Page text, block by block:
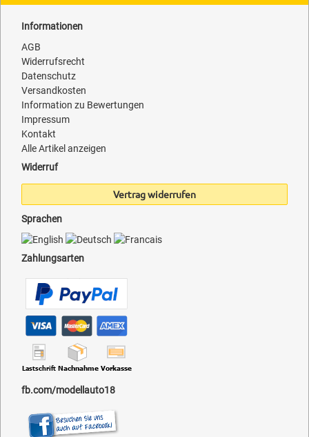
Informationen
AGB
Widerrufsrecht
Datenschutz
Versandkosten
Information zu Bewertungen
Impressum
Kontakt
Alle Artikel anzeigen
Widerruf
Vertrag widerrufen
Sprachen
Zahlungsarten
fb.com/modellauto18